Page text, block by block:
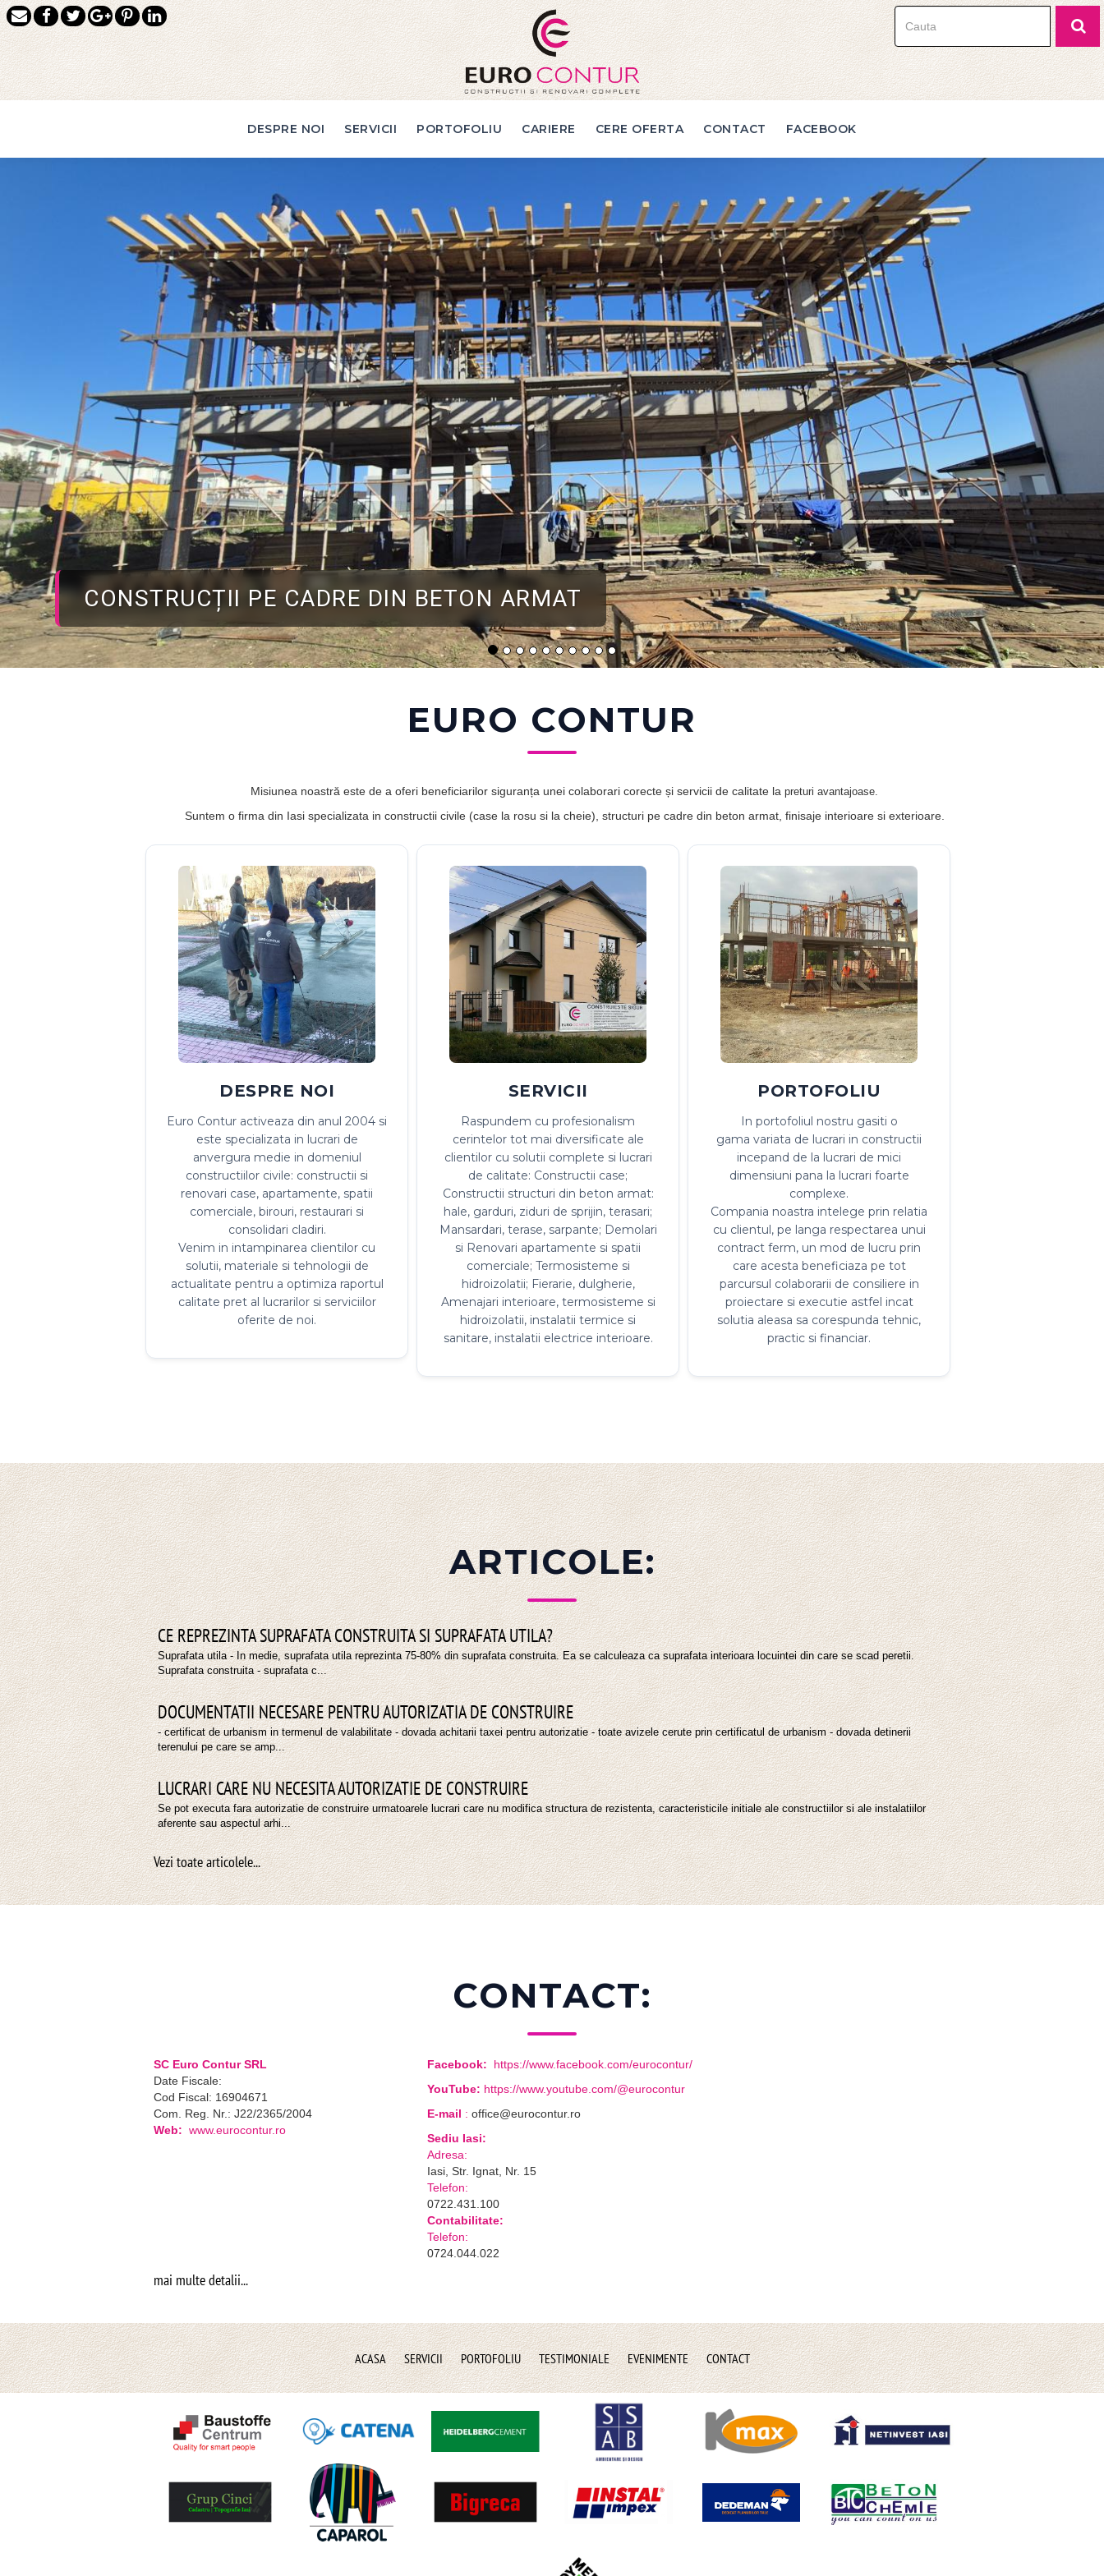
DESPRE NOI SERVICII PORTOFOLIU CARIERE CERE OFERTA CONTACT FACEBOOK
CONSTRUCTII SI RENOVARI COMPLETE
EURO CONTUR
Suntem o firma din Iasi specializata in constructii civile (case la rosu si la cheie), structuri pe cadre din beton armat, finisaje interioare si exterioare.
DESPRE NOI
Euro Contur activeaza din anul 2004 si
este specializata in lucrari de
anvergura medie in domeniul
renovari case, apartamente, spatii
comerciale, birouri, restaurari si
consolidari cladiri.
Venim in intampinarea clientilor cu
solutii, materiale si tehnologii de
actualitate pentru a optimiza raportul
calitate pret al lucrarilor si serviciilor
oferite de noi.
SERVICII
Raspundem cu profesionalism
cerintelor tot mai diversificate ale
clientilor cu solutii complete si lucrari
Constructii structuri din beton armat:
hale, garduri, ziduri de sprijin, terasari;
Mansardari, terase, sarpante; Demolari
si Renovari apartamente si spatii
comerciale; Termosisteme si
hidroizolatii; Fierarie, dulgherie,
Amenajari interioare, termosisteme si
hidroizolatii, instalatii termice si
sanitare, instalatii electrice interioare.
PORTOFOLIU
In portofoliul nostru gasiti o
gama variata de lucrari in constructii
incepand de la lucrari de mici
complexe.
Compania noastra intelege prin relatia
cu clientul, pe langa respectarea unui
contract ferm, un mod de lucru prin
care acesta beneficiaza pe tot
parcursul colaborarii de consiliere in
proiectare si executie astfel incat
solutia aleasa sa corespunda tehnic,
practic si financiar.
ARTICOLE:
CE REPREZINTA SUPRAFATA CONSTRUITA SI SUPRAFATA UTILA?
Suprafata utila - In medie, suprafata utila reprezinta 75-80% din suprafata construita. Ea se calculeaza ca suprafata interioara locuintei din care se scad peretii.
Suprafata construita - suprafata c...
DOCUMENTATII NECESARE PENTRU AUTORIZATIA DE CONSTRUIRE
- certificat de urbanism in termenul de valabilitate - dovada achitarii taxei pentru autorizatie - toate avizele cerute prin certificatul de urbanism - dovada detinerii
terenului pe care se amp...
LUCRARI CARE NU NECESITA AUTORIZATIE DE CONSTRUIRE
Se pot executa fara autorizatie de construire urmatoarele lucrari care nu modifica structura de rezistenta, caracteristicile initiale ale constructiilor si ale instalatiilor
aferente sau aspectul arhi...
Vezi toate articolele...
CONTACT:
YouTube:https://www.youtube.com/@eurocontur
Adresa:
Telefon:
0722.431.100
Telefon:
0724.044.022
SERVICII PORTOFOLIU